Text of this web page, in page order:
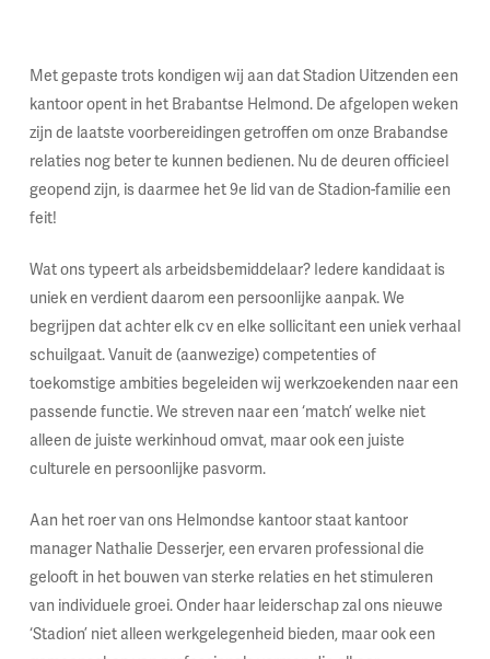
Met gepaste trots kondigen wij aan dat Stadion Uitzenden een
kantoor opent in het Brabantse Helmond. De afgelopen weken
zijn de laatste voorbereidingen getroffen om onze Brabandse
relaties nog beter te kunnen bedienen. Nu de deuren officieel
geopend zijn, is daarmee het 9e lid van de Stadion-familie een
feit!
Wat ons typeert als arbeidsbemiddelaar? Iedere kandidaat is
uniek en verdient daarom een persoonlijke aanpak. We
begrijpen dat achter elk cv en elke sollicitant een uniek verhaal
schuilgaat. Vanuit de (aanwezige) competenties of
toekomstige ambities begeleiden wij werkzoekenden naar een
passende functie. We streven naar een ‘match’ welke niet
alleen de juiste werkinhoud omvat, maar ook een juiste
culturele en persoonlijke pasvorm.
Aan het roer van ons Helmondse kantoor staat kantoor
manager Nathalie Desserjer, een ervaren professional die
gelooft in het bouwen van sterke relaties en het stimuleren
van individuele groei. Onder haar leiderschap zal ons nieuwe
‘Stadion’ niet alleen werkgelegenheid bieden, maar ook een